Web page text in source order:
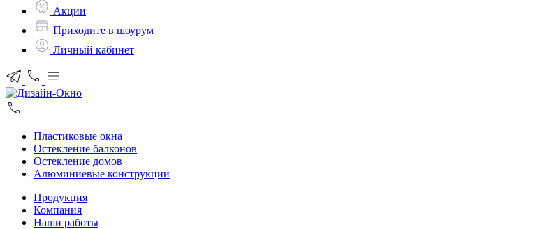
Акции
Приходите в шоурум
Личный кабинет
Пластиковые окна
Остекление балконов
Остекление домов
Алюминиевые конструкции
Продукция
Компания
Наши работы